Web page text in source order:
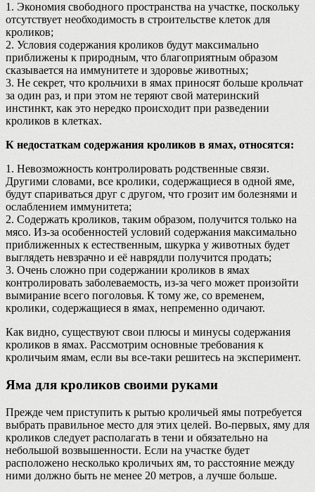
1. Экономия свободного пространства на участке, поскольку
отсутствует необходимость в строительстве клеток для
кроликов;
2. Условия содержания кроликов будут максимально
приближены к природным, что благоприятным образом
сказывается на иммунитете и здоровье животных;
3. Не секрет, что крольчихи в ямах приносят больше крольчат
за один раз, и при этом не теряют свой материнский
инстинкт, как это нередко происходит при разведении
кроликов в клетках.
К недостаткам содержания кроликов в ямах, относятся:
1. Невозможность контролировать родственные связи.
Другими словами, все кролики, содержащиеся в одной яме,
будут спариваться друг с другом, что грозит им болезнями и
ослаблением иммунитета;
2. Содержать кроликов, таким образом, получится только на
мясо. Из-за особенностей условий содержания максимально
приближенных к естественным, шкурка у животных будет
выглядеть невзрачно и её наврядли получится продать;
3. Очень сложно при содержании кроликов в ямах
контролировать заболеваемость, из-за чего может произойти
вымирание всего поголовья. К тому же, со временем,
кролики, содержащиеся в ямах, непременно одичают.
Как видно, существуют свои плюсы и минусы содержания
кроликов в ямах. Рассмотрим основные требования к
кроличьим ямам, если вы все-таки решитесь на эксперимент.
Яма для кроликов своими руками
Прежде чем приступить к рытью кроличьей ямы потребуется
выбрать правильное место для этих целей. Во-первых, яму для
кроликов следует располагать в тени и обязательно на
небольшой возвышенности. Если на участке будет
расположено несколько кроличьих ям, то расстояние между
ними должно быть не менее 20 метров, а лучше больше.